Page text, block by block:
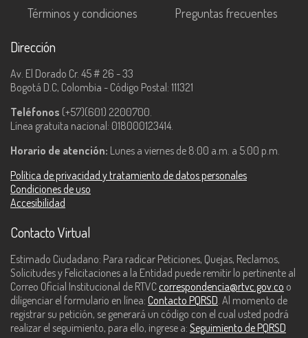
Términos y condiciones
Preguntas frecuentes
Dirección
Av. El Dorado Cr. 45 # 26 - 33
Bogotá D.C, Colombia - Código Postal: 111321
Teléfonos (+57)(601) 2200700.
Línea gratuita nacional: 018000123414.
Horario de atención: Lunes a viernes de 8:00 a.m. a 5:00 p.m.
Política de privacidad y tratamiento de datos personales
Condiciones de uso
Accesibilidad
Contacto Virtual
Estimado Ciudadano: Para radicar Peticiones, Quejas, Reclamos,
Solicitudes y Felicitaciones a la Entidad puede remitir lo pertinente al
Correo Oficial Institucional de RTVC correspondencia@rtvc.gov.co o
diligenciar el formulario en línea: Contacto PQRSD. Al momento de
registrar su petición, se generará un código con el cual usted podrá
realizar el seguimiento, para ello, ingrese a: Seguimiento de PQRSD